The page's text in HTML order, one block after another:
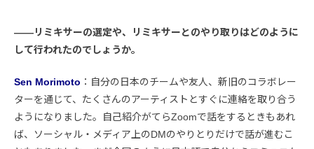
――リミキサーの選定や、リミキサーとのやり取りはどのように
して行われたのでしょうか。
Sen Morimoto ：自分の日本のチームや友人、新旧のコラボレー
ターを通じて、たくさんのアーティストとすぐに連絡を取り合う
ようになりました。自己紹介がてらZoomで話をするときもあれ
ば、ソーシャル・メディア上のDMのやりとりだけで話が進むこ